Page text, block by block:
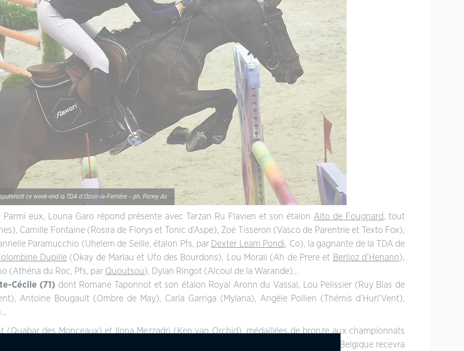
ce week-end la TDA d’Ozoir-la-Ferrière – ph. Poney As
eux, Louna Garo répond présente avec Tarzan Ru Flavien et son étalon Alto de Fougnard, tout
Camille Fontaine (Rosira de Florys et Tonic d’Aspe), Zoé Tisseron (Vasco de Parentrie et Texto Fox),
Paramucchio (Uhelem de Seille, étalon Pfs, par Dexter Leam Pondi, Co), la gagnante de la TDA de
Dupille (Okay de Marlau et Ufo des Bourdons), Lou Morali (Ah de Prere et Berlioz d’Henann),
(Athéna du Roc, Pfs, par Quoutsou), Dylan Ringot (Alcoul de la Warande)…
Cécile (71) dont Romane Taponnot et son étalon Royal Aronn du Vassal, Lou Pelissier (Ruy Blas de
Antoine Bougault (Ombre de May), Carla Garriga (Mylana), Angèle Pollien (Thémis d’Hurl’Vent),
(Quabar des Monceaux) et Ilona Mezzadri (Ken van Orchid), médaillées de bronze aux championnats
en Belgique recevra